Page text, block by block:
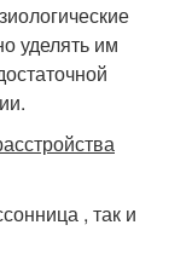
уделять им
, так и